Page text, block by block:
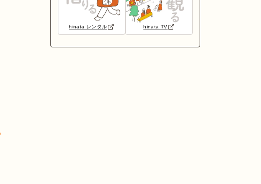
hinata レンタル hinata TV